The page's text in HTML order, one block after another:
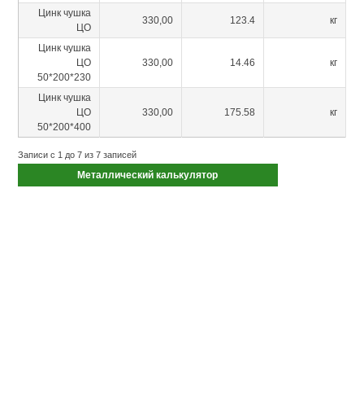
Цинк чушка
ЦО
330,00 123.4 кг
Цинк чушка
ЦО
50*200*230
330,00 14.46 кг
Цинк чушка
ЦО
50*200*400
330,00 175.58 кг
Записи с 1 до 7 из 7 записей
Металлический калькулятор